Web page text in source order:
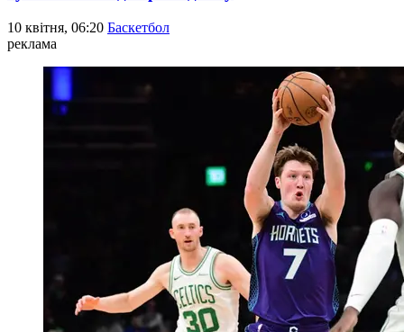
10 квітня, 06:20 Баскетбол
реклама